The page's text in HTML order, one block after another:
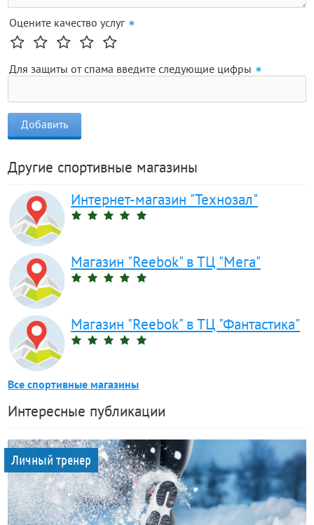
Оцените качество услуг
Для защиты от спама введите следующие цифры
Другие спортивные магазины
Интернет-магазин "Технозал"
Магазин "Reebok" в ТЦ "Мега"
Магазин "Reebok" в ТЦ "Фантастика"
Все спортивные магазины
Интересные публикации
Личный тренер